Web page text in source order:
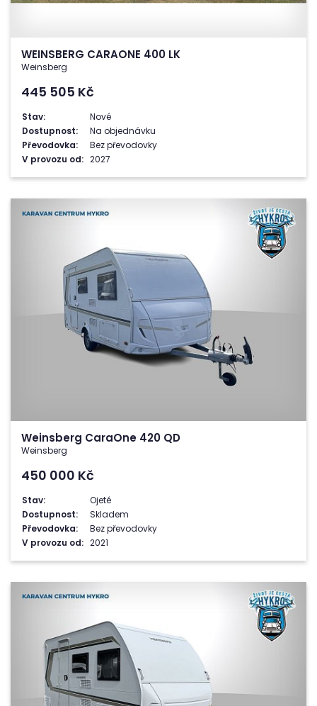
WEINSBERG CARAONE 400 LK
Weinsberg
445 505 Kč
Stav:
Nové
Dostupnost:
Na objednávku
Převodovka:
Bez převodovky
V provozu od: 2027
Weinsberg CaraOne 420 QD
Weinsberg
450 000 Kč
Stav:
Ojeté
Dostupnost:
Skladem
Převodovka:
Bez převodovky
V provozu od: 2021